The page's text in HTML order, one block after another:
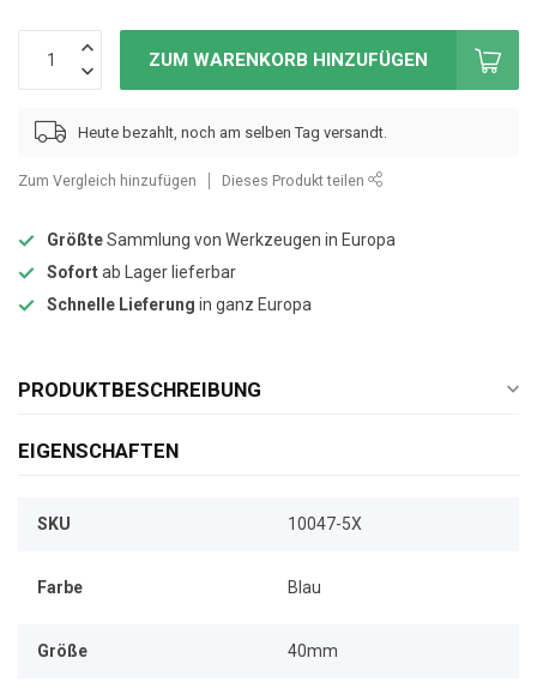
ZUM WARENKORB HINZUFÜGEN
Heute bezahlt, noch am selben Tag versandt.
Zum Vergleich hinzufügen Dieses Produkt teilen
GrößteSammlung von Werkzeugen in Europa
Sofortab Lager lieferbar
Schnelle Lieferung in ganz Europa
PRODUKTBESCHREIBUNG
EIGENSCHAFTEN
SKU 10047-5X
Farbe Blau
Größe 40mm